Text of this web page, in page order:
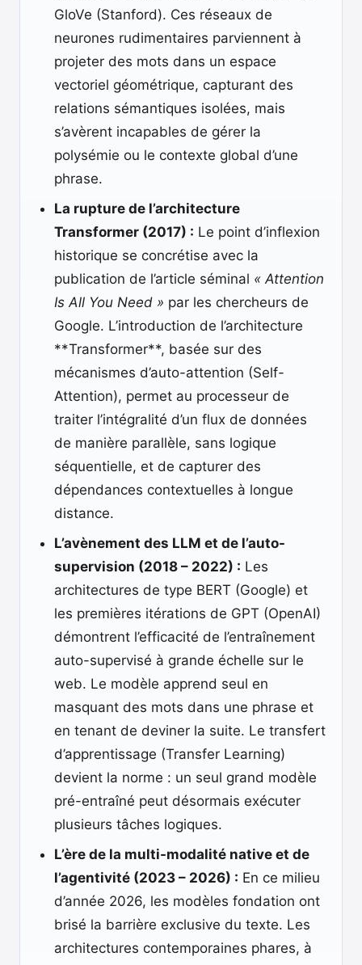
GloVe (Stanford). Ces réseaux de
neurones rudimentaires parviennent à
projeter des mots dans un espace
vectoriel géométrique, capturant des
relations sémantiques isolées, mais
s’avèrent incapables de gérer la
polysémie ou le contexte global d’une
phrase.
La rupture de l’architecture
Transformer (2017) : Le point d’inflexion
historique se concrétise avec la
publication de l’article séminal « Attention
Is All You Need » par les chercheurs de
Google. L’introduction de l’architecture
**Transformer**, basée sur des
mécanismes d’auto-attention (Self-
Attention), permet au processeur de
traiter l’intégralité d’un flux de données
de manière parallèle, sans logique
séquentielle, et de capturer des
dépendances contextuelles à longue
distance.
L’avènement des LLM et de l’auto-
supervision (2018 – 2022) : Les
architectures de type BERT (Google) et
les premières itérations de GPT (OpenAI)
démontrent l’efficacité de l’entraînement
auto-supervisé à grande échelle sur le
web. Le modèle apprend seul en
masquant des mots dans une phrase et
en tenant de deviner la suite. Le transfert
d’apprentissage (Transfer Learning)
devient la norme : un seul grand modèle
pré-entraîné peut désormais exécuter
plusieurs tâches logiques.
L’ère de la multi-modalité native et de
l’agentivité (2023 – 2026) : En ce milieu
d’année 2026, les modèles fondation ont
brisé la barrière exclusive du texte. Les
architectures contemporaines phares, à